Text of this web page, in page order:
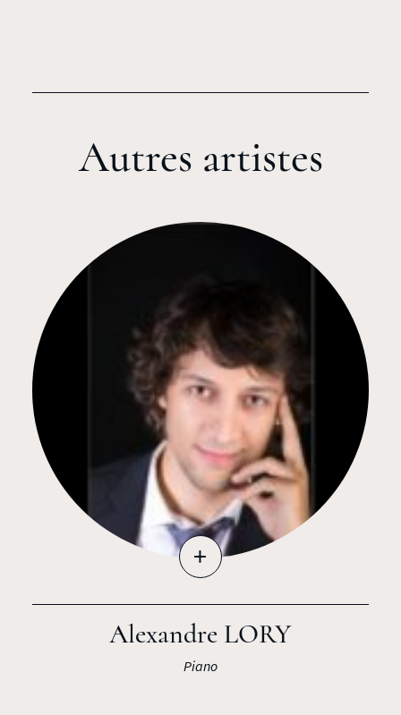
Autres artistes
+
Alexandre LORY
Piano